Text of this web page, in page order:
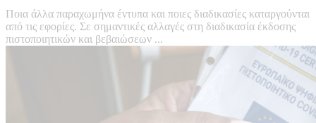
Ποια άλλα παραχωμήνα έντυπα και ποιες διαδικασίες καταργούνται
από τις εφορίες. Σε σημαντικές αλλαγές στη διαδικασία έκδοσης
πιστοποιητικών και βεβαιώσεων ...